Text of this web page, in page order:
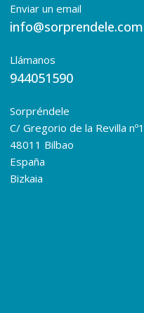
Enviar un email
info@sorprendele.com
Llámanos
944051590
Sorpréndele
C/ Gregorio de la Revilla nº1
48011 Bilbao
España
Bizkaia